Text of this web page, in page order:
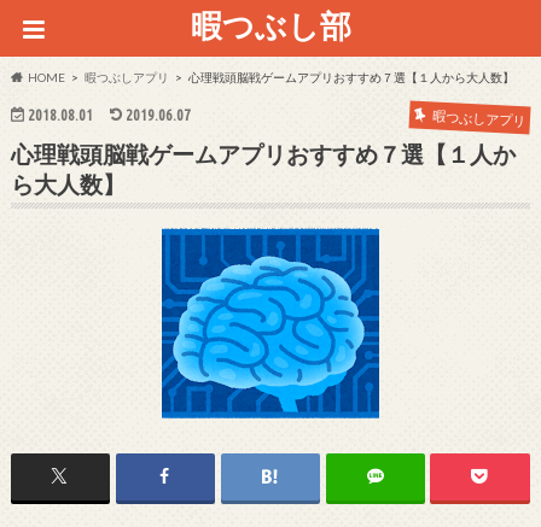
暇つぶし部
HOME 暇つぶしアプリ 心理戦頭脳戦ゲームアプリおすすめ７選【１人から大人数】
2018.08.01 2019.06.07 暇つぶしアプリ
心理戦頭脳戦ゲームアプリおすすめ７選【１人か
ら大人数】